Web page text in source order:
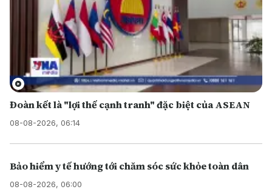
Đoàn kết là "lợi thế cạnh tranh" đặc biệt của ASEAN
08-08-2026, 06:14
Bảo hiểm y tế hướng tới chăm sóc sức khỏe toàn dân
08-08-2026, 06:00